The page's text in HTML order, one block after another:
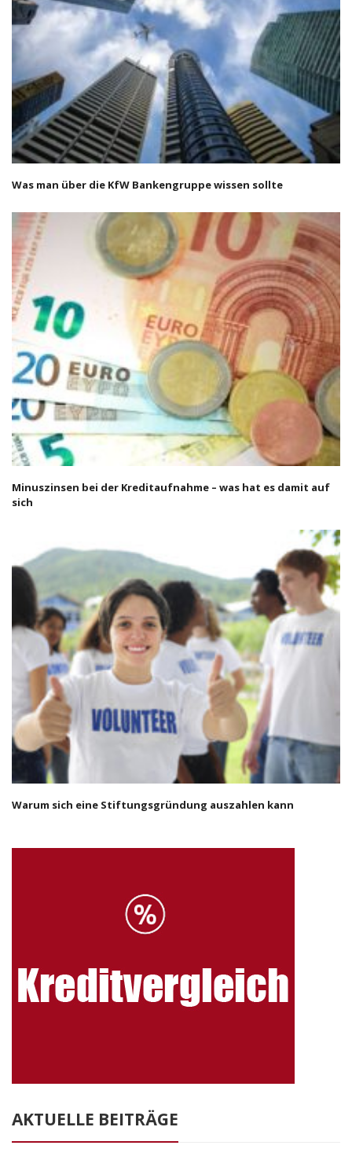
Was man über die KfW Bankengruppe wissen sollte
Minuszinsen bei der Kreditaufnahme – was hat es damit auf
sich
Warum sich eine Stiftungsgründung auszahlen kann
AKTUELLE BEITRÄGE